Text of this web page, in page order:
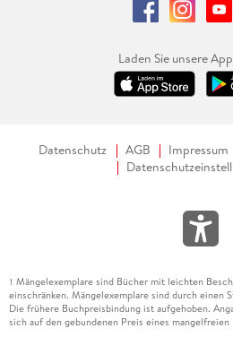
Laden Sie unsere
Datenschutz AGB Impressum
1 Mängelexemplare sind Bücher mit leichten
einschränken. Mängelexemplare sind durch einen
Die frühere Buchpreisbindung ist aufgehoben.
sich auf den gebundenen Preis eines mangelfreien